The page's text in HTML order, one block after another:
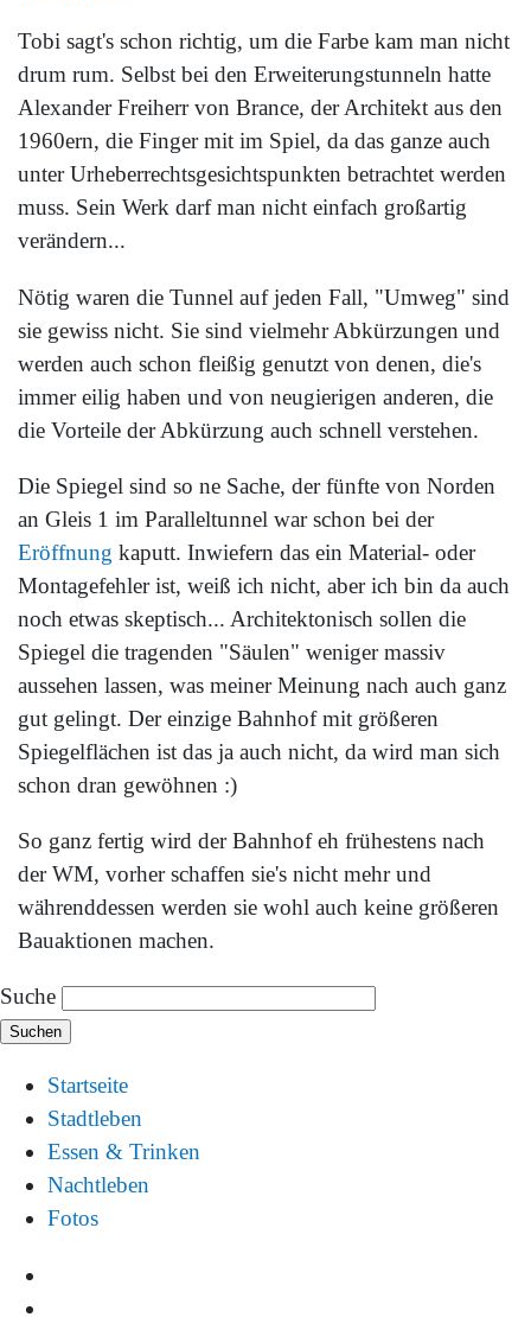
Tobi sagt's schon richtig, um die Farbe kam man nicht
drum rum. Selbst bei den Erweiterungstunneln hatte
Alexander Freiherr von Brance, der Architekt aus den
1960ern, die Finger mit im Spiel, da das ganze auch
unter Urheberrechtsgesichtspunkten betrachtet werden
muss. Sein Werk darf man nicht einfach großartig
verändern...
Nötig waren die Tunnel auf jeden Fall, "Umweg" sind
sie gewiss nicht. Sie sind vielmehr Abkürzungen und
werden auch schon fleißig genutzt von denen, die's
immer eilig haben und von neugierigen anderen, die
die Vorteile der Abkürzung auch schnell verstehen.
Die Spiegel sind so ne Sache, der fünfte von Norden
an Gleis 1 im Paralleltunnel war schon bei der
Eröffnung kaputt. Inwiefern das ein Material- oder
Montagefehler ist, weiß ich nicht, aber ich bin da auch
noch etwas skeptisch... Architektonisch sollen die
Spiegel die tragenden "Säulen" weniger massiv
aussehen lassen, was meiner Meinung nach auch ganz
gut gelingt. Der einzige Bahnhof mit größeren
Spiegelflächen ist das ja auch nicht, da wird man sich
schon dran gewöhnen :)
So ganz fertig wird der Bahnhof eh frühestens nach
der WM, vorher schaffen sie's nicht mehr und
währenddessen werden sie wohl auch keine größeren
Bauaktionen machen.
Suche
Startseite
Stadtleben
Essen & Trinken
Nachtleben
Fotos